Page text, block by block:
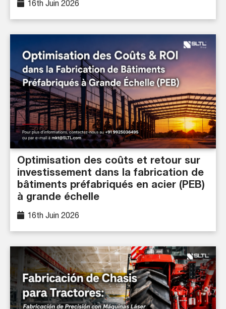
16th Juin 2026
Optimisation des coûts et retour sur
investissement dans la fabrication de
bâtiments préfabriqués en acier (PEB)
à grande échelle
16th Juin 2026